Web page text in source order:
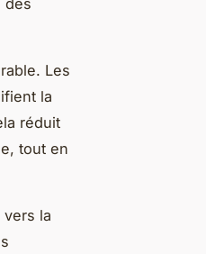
Les
la
réduit
tout en
la